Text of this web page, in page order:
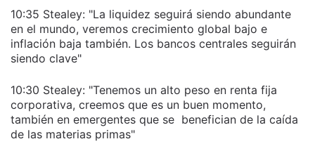
10:35 Stealey: "La liquidez seguirá siendo abundante
en el mundo, veremos crecimiento global bajo e
inflación baja también. Los bancos centrales seguirán
siendo clave"
10:30 Stealey: "Tenemos un alto peso en renta fija
corporativa, creemos que es un buen momento,
también en emergentes que se benefician de la caída
de las materias primas"